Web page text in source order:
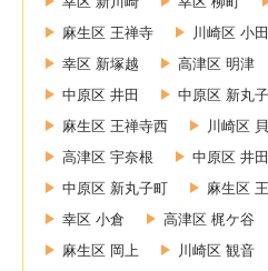
麻生区 王禅寺
川崎区 小
幸区 新塚越
高津区 明津
中原区 井田
中原区 新丸
麻生区 王禅寺西
川崎区
高津区 宇奈根
中原区 井
中原区 新丸子町
麻生区
幸区 小倉
高津区 梶ケ谷
麻生区 岡上
川崎区 観音